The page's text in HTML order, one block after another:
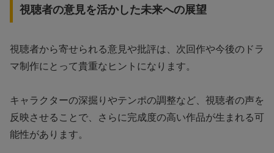
視聴者の意見を活かした未来への展望
視聴者から寄せられる意見や批評は、次回作や今後のドラ
マ制作にとって貴重なヒントになります。
キャラクターの深掘りやテンポの調整など、視聴者の声を
反映させることで、さらに完成度の高い作品が生まれる可
能性があります。